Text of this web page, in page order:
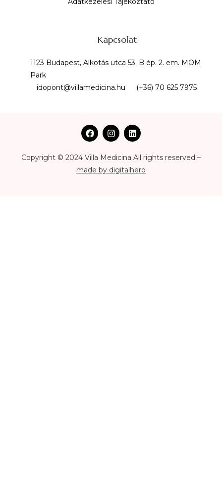
Kapcsolat
1123 Budapest, Alkotás utca 53. B ép. 2. em. MOM
Park
idopont@villamedicina.hu
(+36) 70 625 7975
Copyright © 2024 Villa Medicina All rights reserved –
made by digitalhero